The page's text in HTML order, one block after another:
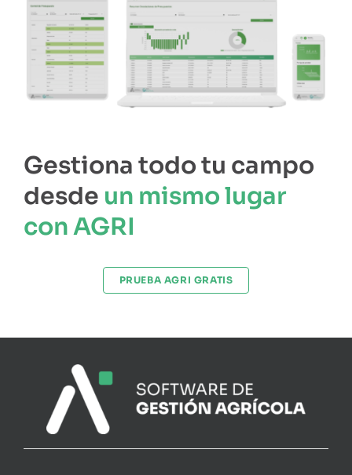
Gestiona todo tu campo
desde un mismo lugar
con AGRI
PRUEBA AGRI GRATIS